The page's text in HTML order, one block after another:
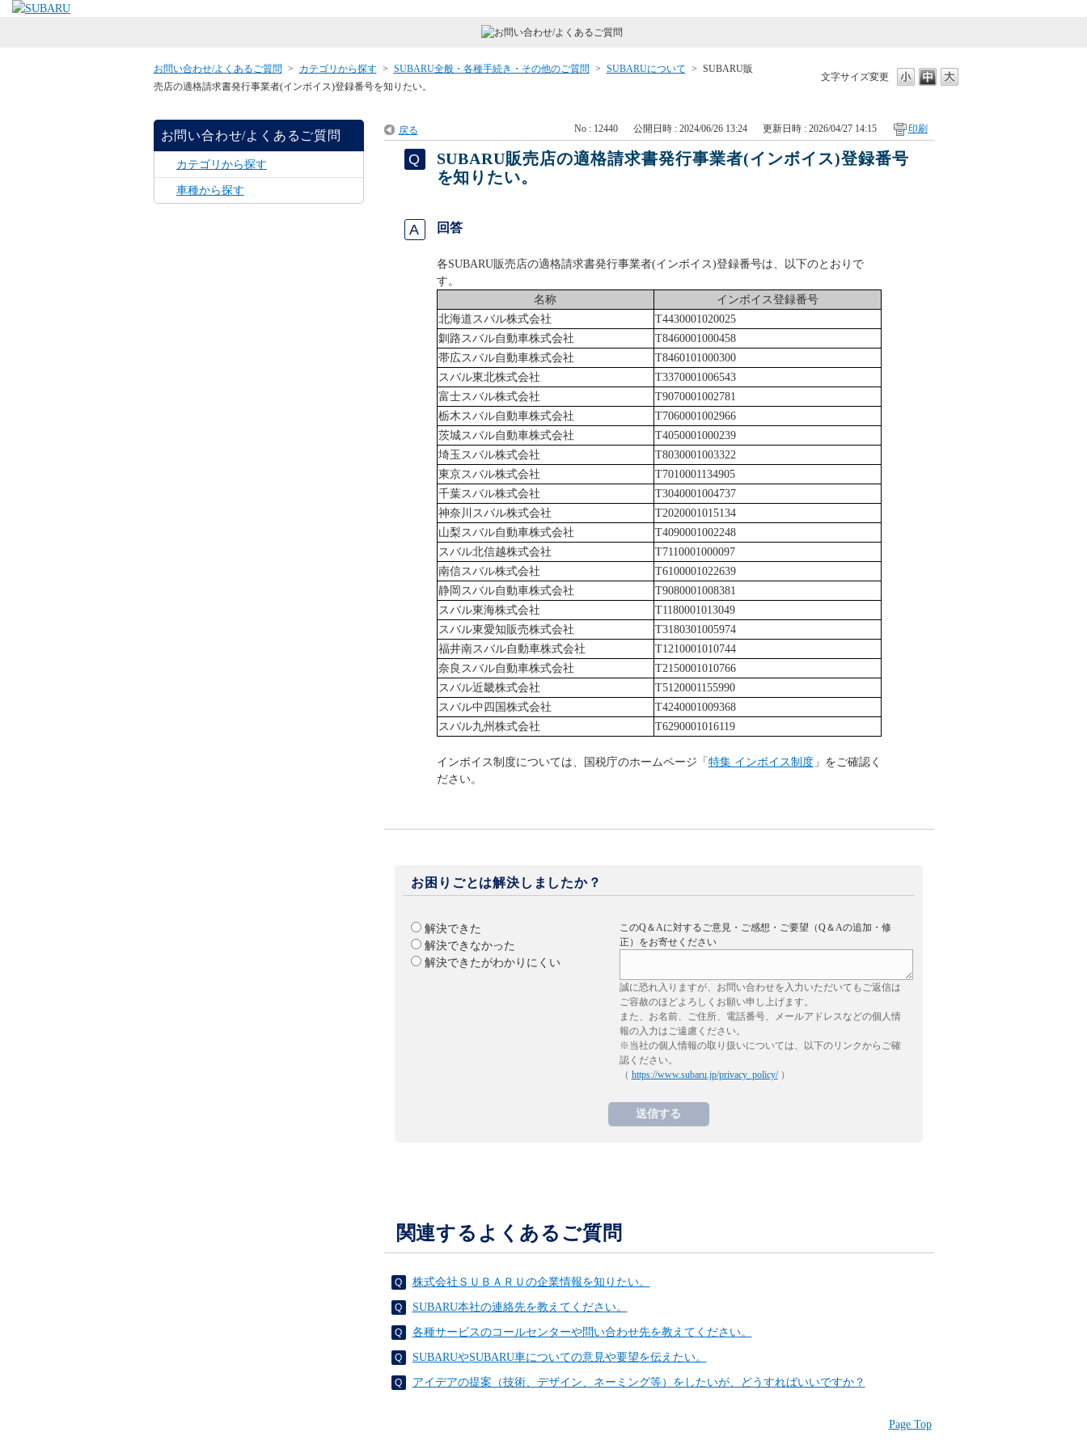
文字サイズ変更
お問い合わせ/よくあるご質問 > カテゴリから探す > SUBARU全般・各種手続き・その他のご質問 > SUBARUについて > SUBARU販
売店の適格請求書発行事業者(インボイス)登録番号を知りたい。
お問い合わせ/よくあるご質問
カテゴリから探す
車種から探す
戻る No : 12440 公開日時 : 2024/06/26 13:24 更新日時 : 2026/04/27 14:15 印刷
SUBARU販売店の適格請求書発行事業者(インボイス)登録番号
を知りたい。
回答
各SUBARU販売店の適格請求書発行事業者(インボイス)登録番号は、以下のとおりで
す。
名称
インボイス登録番号
北海道スバル株式会社
T4430001020025
釧路スバル自動車株式会社
T8460001000458
帯広スバル自動車株式会社
T8460101000300
スバル東北株式会社
T3370001006543
富士スバル株式会社
T9070001002781
栃木スバル自動車株式会社
T7060001002966
茨城スバル自動車株式会社
T4050001000239
埼玉スバル株式会社
T8030001003322
東京スバル株式会社
T7010001134905
千葉スバル株式会社
T3040001004737
神奈川スバル株式会社
T2020001015134
山梨スバル自動車株式会社
T4090001002248
スバル北信越株式会社
T7110001000097
南信スバル株式会社
T6100001022639
静岡スバル自動車株式会社
T9080001008381
スバル東海株式会社
T1180001013049
スバル東愛知販売株式会社
T3180301005974
福井南スバル自動車株式会社
T1210001010744
奈良スバル自動車株式会社
T2150001010766
スバル近畿株式会社
T5120001155990
スバル中四国株式会社
T4240001009368
スバル九州株式会社
T6290001016119
インボイス制度については、国税庁のホームページ「 特集 インボイス制度」をご確認く
ださい。
お困りごとは解決しましたか？
解決できた
解決できなかった
解決できたがわかりにくい
このQ＆Aに対するご意見・ご感想・ご要望（Q＆Aの追加・修
正）をお寄せください
誠に恐れ入りますが、お問い合わせを入力いただいてもご返信は
ご容赦のほどよろしくお願い申し上げます。
また、お名前、ご住所、電話番号、メールアドレスなどの個人情
報の入力はご遠慮ください。
※当社の個人情報の取り扱いについては、以下のリンクからご確
認ください。
（ https://www.subaru.jp/privacy_policy/）
関連するよくあるご質問
株式会社ＳＵＢＡＲＵの企業情報を知りたい。
SUBARU本社の連絡先を教えてください。
各種サービスのコールセンターや問い合わせ先を教えてください。
SUBARUやSUBARU車についての意見や要望を伝えたい。
アイデアの提案（技術、デザイン、ネーミング等）をしたいが、どうすればいいですか？
Page Top